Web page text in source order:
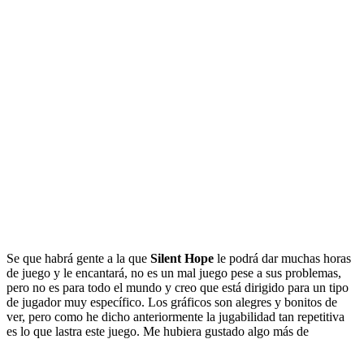
Se que habrá gente a la que Silent Hope le podrá dar muchas horas
de juego y le encantará, no es un mal juego pese a sus problemas,
pero no es para todo el mundo y creo que está dirigido para un tipo
de jugador muy específico. Los gráficos son alegres y bonitos de
ver, pero como he dicho anteriormente la jugabilidad tan repetitiva
es lo que lastra este juego. Me hubiera gustado algo más de